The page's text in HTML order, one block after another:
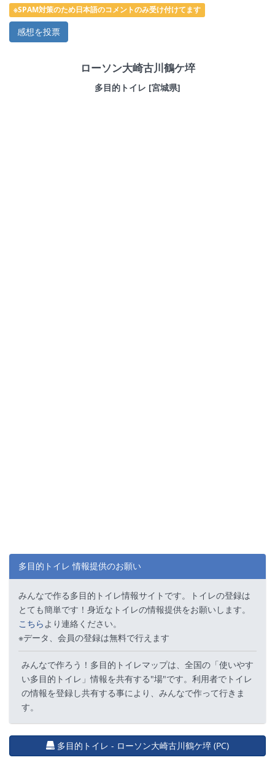
※SPAM対策のため日本語のコメントのみ受け付けてます
ローソン大崎古川鶴ケ埣
多目的トイレ [宮城県]
多目的トイレ 情報提供のお願い
みんなで作る多目的トイレ情報サイトです。トイレの登録は
とても簡単です！身近なトイレの情報提供をお願いします。
こちらより連絡ください。
※データ、会員の登録は無料で行えます
みんなで作ろう！多目的トイレマップは、全国の「使いやす
い多目的トイレ」情報を共有する"場"です。利用者でトイレ
の情報を登録し共有する事により、みんなで作って行きま
す。
多目的トイレ - ローソン大崎古川鶴ケ埣 (PC)